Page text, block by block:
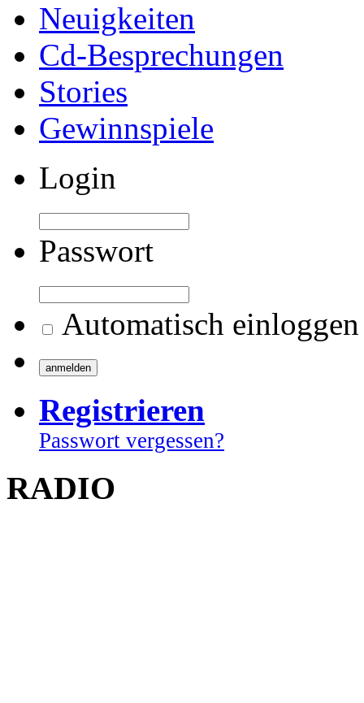
Neuigkeiten
Cd-Besprechungen
Stories
Gewinnspiele
Login
Passwort
Automatisch einloggen
Registrieren
Passwort vergessen?
RADIO